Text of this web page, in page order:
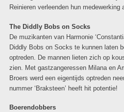
Reinieren verleenden hun medewerking
The Diddly Bobs on Socks
De muzikanten van Harmonie
Diddly Bobs on Socks te kunnen laten
optreden. De mannen lieten zich op
zien. Met gastzangeressen Milana en
Broers werd een eigentijds optreden
nummer ‘Braksteen’ heeft hit potentie!
Boerendobbers